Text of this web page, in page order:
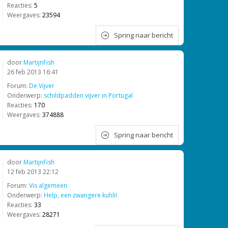
Reacties: 5
Weergaves: 23594
Spring naar bericht
doorMartijnFish
26 feb 2013 16:41
Forum: De Vijver
Onderwerp: schildpadden vijver in Portugal
Reacties: 170
Weergaves: 374888
Spring naar bericht
doorMartijnFish
12 feb 2013 22:12
Forum: Vis algemeen
Onderwerp: Help, een zwangere kuhli!
Reacties: 33
Weergaves: 28271